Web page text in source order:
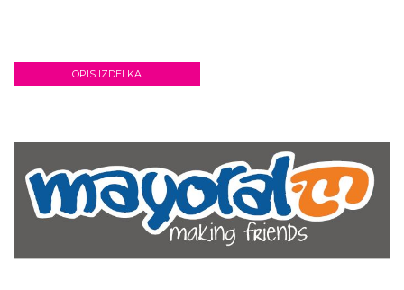
OPIS IZDELKA